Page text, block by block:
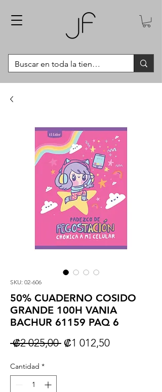
SKU: 02-606
50% CUADERNO COSIDO
GRANDE 100H VANIA
BACHUR 61159 PAQ 6
₡2 025,00 Precio
₡1 012,50Precio
Cantidad *